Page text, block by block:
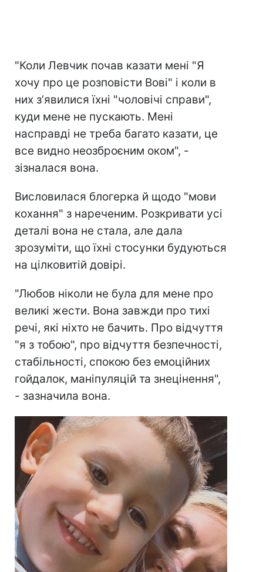
"Коли Левчик почав казати мені "Я
хочу про це розповісти Вові" і коли в
них зʼявилися їхні "чоловічі справи",
куди мене не пускають. Мені
насправді не треба багато казати, це
все видно неозброєним оком", -
зізналася вона.
Висловилася блогерка й щодо "мови
кохання" з нареченим. Розкривати усі
деталі вона не стала, але дала
зрозуміти, що їхні стосунки будуються
на цілковитій довірі.
"Любов ніколи не була для мене про
великі жести. Вона завжди про тихі
речі, які ніхто не бачить. Про відчуття
"я з тобою", про відчуття безпечності,
стабільності, спокою без емоційних
гойдалок, маніпуляцій та знецінення",
- зазначила вона.